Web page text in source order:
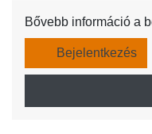
Bővebb információ a
Bejelentkezés